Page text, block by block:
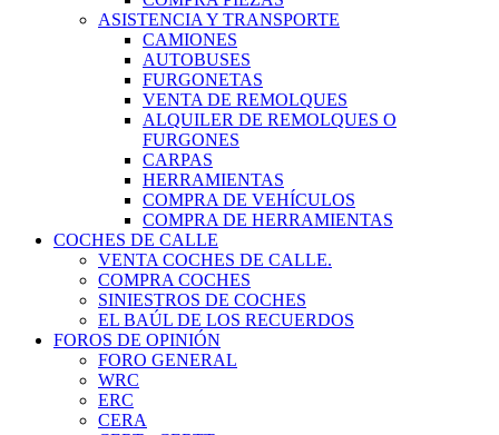
ASISTENCIA Y TRANSPORTE
CAMIONES
AUTOBUSES
FURGONETAS
VENTA DE REMOLQUES
ALQUILER DE REMOLQUES O
FURGONES
CARPAS
HERRAMIENTAS
COMPRA DE VEHÍCULOS
COMPRA DE HERRAMIENTAS
COCHES DE CALLE
VENTA COCHES DE CALLE.
COMPRA COCHES
SINIESTROS DE COCHES
EL BAÚL DE LOS RECUERDOS
FOROS DE OPINIÓN
FORO GENERAL
WRC
ERC
CERA